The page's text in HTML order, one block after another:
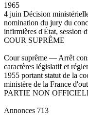
1965
4 juin Décision
nomination du jury du
infirmières d'État, session
COUR SUPRÊME
Cour suprême — Arrêt
caractères législatif et
1955 portant statut de la
ministère de la France
PARTIE NON
Annonces 713